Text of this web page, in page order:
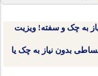
به چک و سفته! ویزیت
بدون نیاز به چک یا